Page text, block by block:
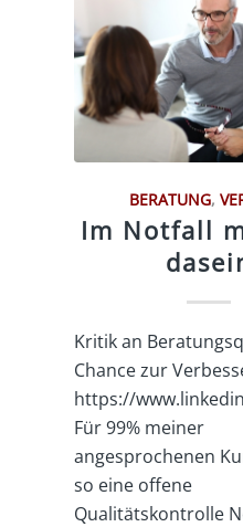
BERATUNG,
Im Notfall
Kritik an
Chance zur
https://
Für 99% meiner
angesprochenen
so eine offene
Qualitätskontrolle